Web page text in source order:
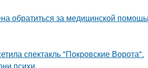
обратиться за медицинской
спектакль "Покровские Ворота".